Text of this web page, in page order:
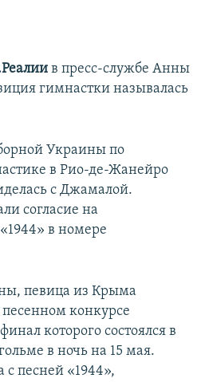
в пресс-службе Анны
гимнастки называлась
Украины по
в Рио-де-Жанейро
с Джамалой.
согласие на
в номере
певица из Крыма
конкурсе
которого состоялся в
в ночь на 15 мая.
песней «1944»,